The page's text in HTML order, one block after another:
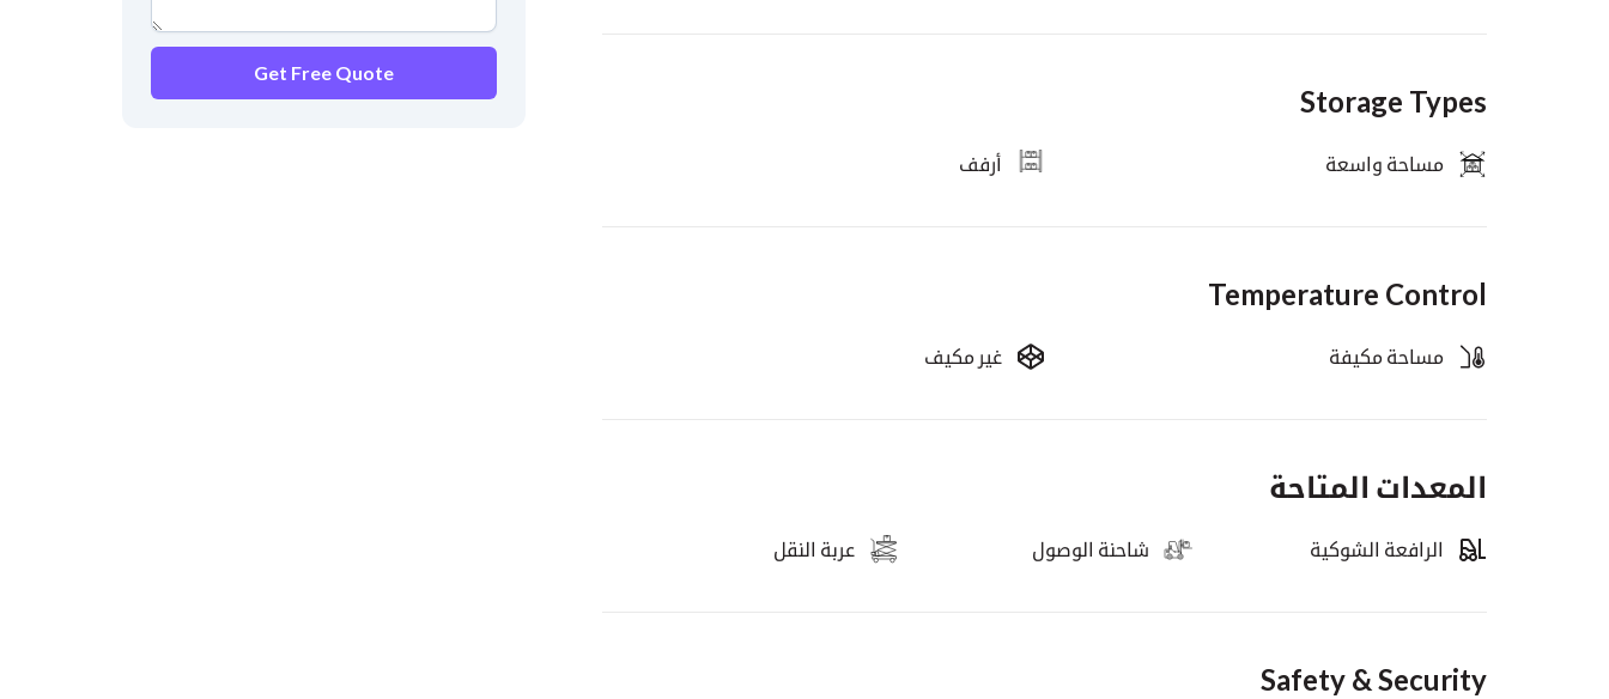
Storage Types
مساحة واسعة أرفف
Temperature Control
مساحة مكيفة غير مكيف
المعدات المتاحة
الرافعة الشوكية شاحنة الوصول عربة النقل
Safety & Security
Get Free Quote